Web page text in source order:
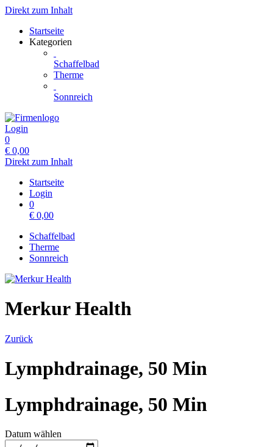
Direkt zum Inhalt
Startseite
Kategorien
Schaffelbad
Therme
Sonnreich
Login
0
€ 0,00
Direkt zum Inhalt
Startseite
Login
0
€ 0,00
Schaffelbad
Therme
Sonnreich
Merkur Health
Zurück
Lymphdrainage, 50 Min
Lymphdrainage, 50 Min
Datum wählen